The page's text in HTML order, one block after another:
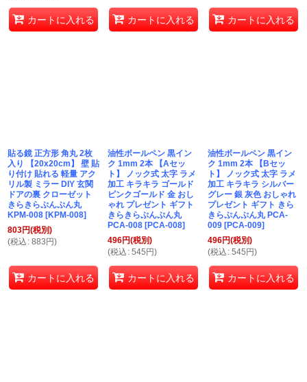
カートに入れる カートに入れる カートに入れる
貼る鏡 正方形 角丸 2枚
入り 【20x20cm】 壁 貼
り付け 貼れる 軽量 アク
リル製 ミラー DIY 玄関
ドアの裏 クローゼット
きらきらぷんぷん丸
KPM-008 [KPM-008]
803円(税別)
(税込 : 883 円)
カートに入れる
油性ボールペン 黒イン
ク 1mm 2本 【Aセッ
ト】 ノック式 太字 ラメ
加工 キラキラ ゴールド
ピンクゴールド 金 おし
ゃれ プレゼント ギフト
きらきらぷんぷん丸
PCA-008 [PCA-008]
496円(税別)
(税込 : 545 円)
カートに入れる
油性ボールペン 黒イン
ク 1mm 2本 【Bセッ
ト】 ノック式 太字 ラメ
加工 キラキラ シルバー
グレー 銀 灰色 おしゃれ
プレゼント ギフト きら
きらぷんぷん丸 PCA-
009 [PCA-009]
496円(税別)
(税込 : 545 円)
カートに入れる